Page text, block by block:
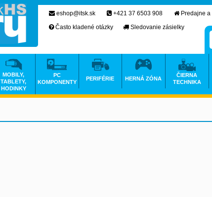
eshop@itsk.sk +421 37 6503 908
Predajne
Často kladené otázky
Sledovanie zásielky
MOBILY,
TABLETY,
HODINKY
PC
KOMPONENTY
PERIFÉRIE HERNÁ ZÓNA
ČIERNA
TECHNIKA